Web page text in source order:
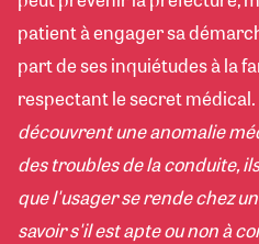
patient à engager sa
part de ses inquiétudes à la
respectant le secret médical.
découvrent une anomalie
des troubles de la conduite,
que l'usager se rende chez
savoir s'il est apte ou non à